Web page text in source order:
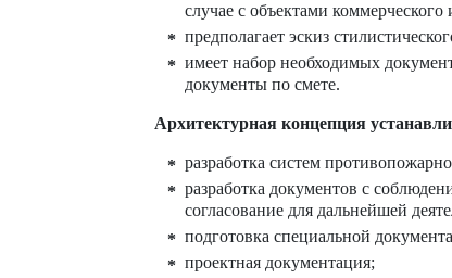
случае с объектами
предполагает эскиз
имеет набор необходимых
документы по смете.
Архитектурная концепция
разработка систем
разработка документов с
согласование для дальнейшей
подготовка специальной
проектная документация;